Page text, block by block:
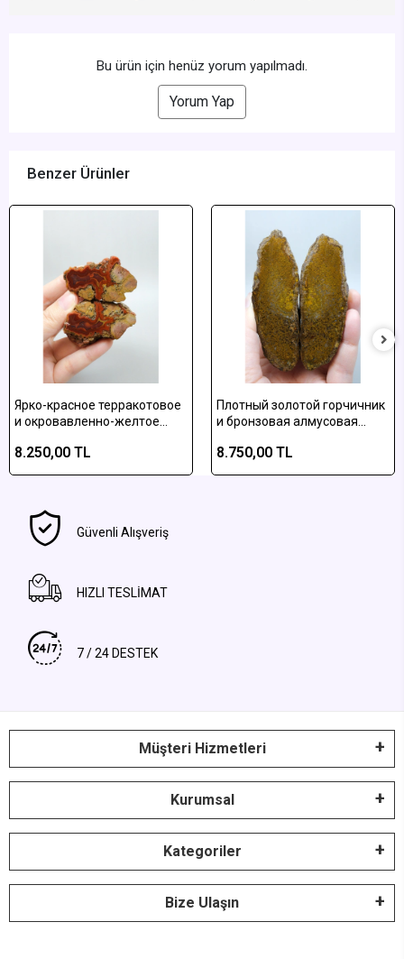
Bu ürün için henüz yorum yapılmadı.
Yorum Yap
Benzer Ürünler
Ярко-красное терракотовое
и окровавленно-желтое
агатное полированное
8.250,00 TL
Плотный золотой горчичник
и бронзовая алмусовая
отполированная пара
8.750,00 TL
Güvenli Alışveriş
HIZLI TESLİMAT
7 / 24 DESTEK
Müşteri Hizmetleri
Kurumsal
Kategoriler
Bize Ulaşın